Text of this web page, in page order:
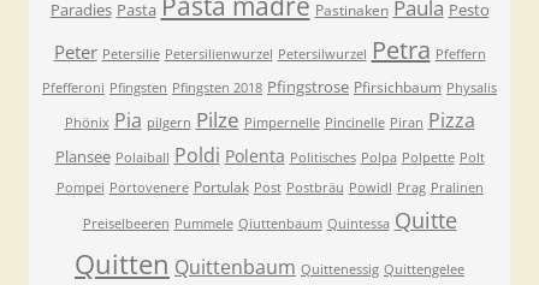
Paradies Pasta Pastinaken Paula Pesto
Peter Petersilie Petersilienwurzel Petersilwurzel Petra Pfeffern
Pfefferoni Pfingsten Pfingsten 2018 Pfingstrose Pfirsichbaum Physalis
Phönix Pia pilgern Pilze Pimpernelle Pincinelle Piran Pizza
Plansee Polaiball Poldi Polenta Politisches Polpa Polpette Polt
Pompei Portovenere Portulak Post Postbräu Powidl Prag Pralinen
Preiselbeeren Pummele Qiuttenbaum Quintessa Quitte
Quitten Quittenbaum Quittenessig Quittengelee